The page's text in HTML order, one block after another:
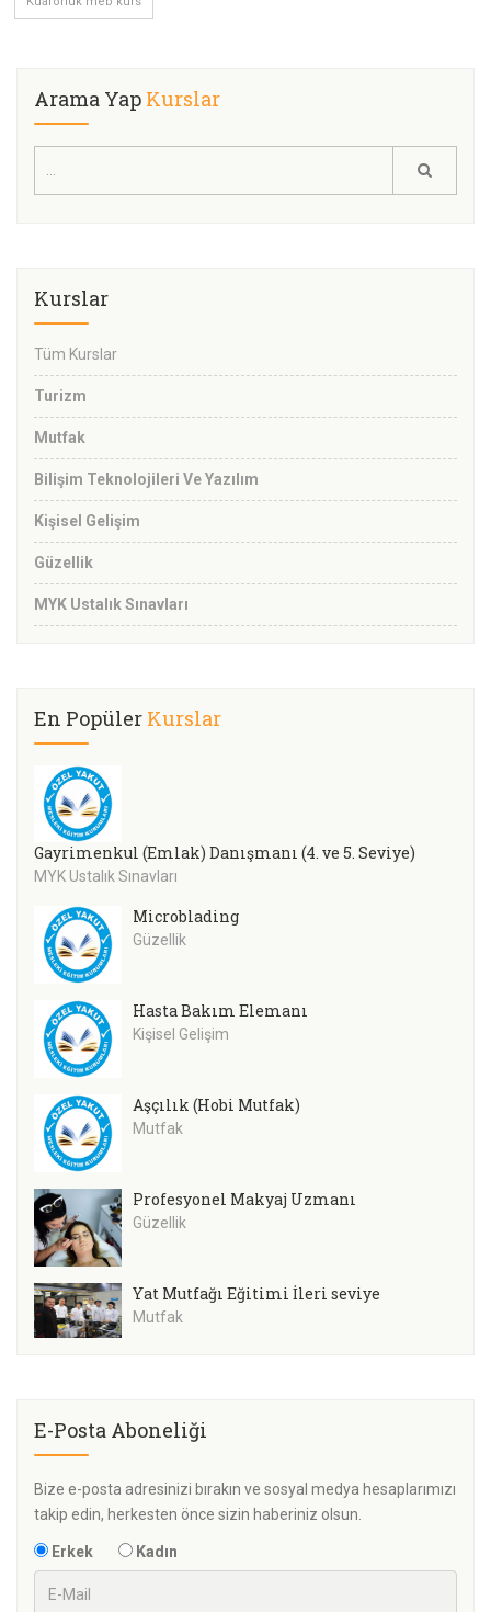
Arama Yap Kurslar
Kurslar
Tüm Kurslar
Turizm
Mutfak
Bilişim Teknolojileri Ve Yazılım
Kişisel Gelişim
Güzellik
MYK Ustalık Sınavları
En Popüler Kurslar
Gayrimenkul (Emlak) Danışmanı (4. ve 5. Seviye)
MYK Ustalık Sınavları
Microblading
Güzellik
Hasta Bakım Elemanı
Kişisel Gelişim
Aşçılık (Hobi Mutfak)
Mutfak
Profesyonel Makyaj Uzmanı
Güzellik
Yat Mutfağı Eğitimi İleri seviye
Mutfak
E-Posta Aboneliği
Bize e-posta adresinizi bırakın ve sosyal medya hesaplarımızı
takip edin, herkesten önce sizin haberiniz olsun.
Erkek Kadın